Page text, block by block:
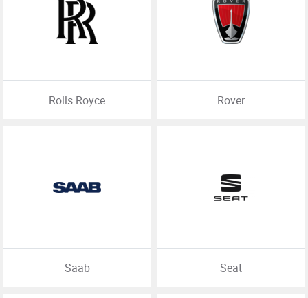
Rolls Royce Rover
Saab Seat